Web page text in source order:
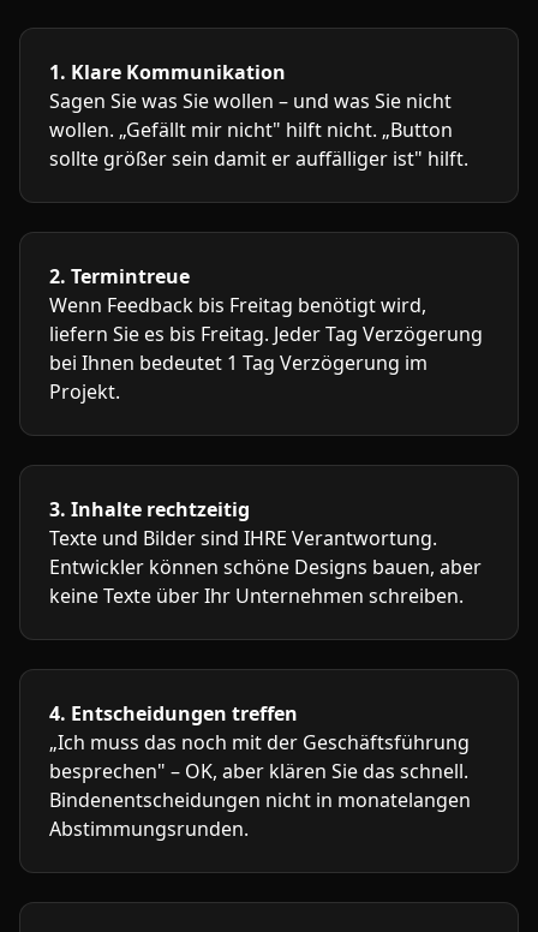
1. Klare Kommunikation
Sagen Sie was Sie wollen – und was Sie nicht
wollen. „Gefällt mir nicht" hilft nicht. „Button
sollte größer sein damit er auffälliger ist" hilft.
2. Termintreue
Wenn Feedback bis Freitag benötigt wird,
liefern Sie es bis Freitag. Jeder Tag Verzögerung
bei Ihnen bedeutet 1 Tag Verzögerung im
Projekt.
3. Inhalte rechtzeitig
Texte und Bilder sind IHRE Verantwortung.
Entwickler können schöne Designs bauen, aber
keine Texte über Ihr Unternehmen schreiben.
4. Entscheidungen treffen
„Ich muss das noch mit der Geschäftsführung
besprechen" – OK, aber klären Sie das schnell.
Bindenentscheidungen nicht in monatelangen
Abstimmungsrunden.